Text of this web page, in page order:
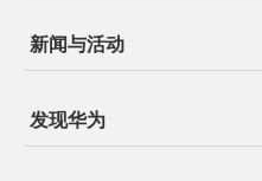
新闻与活动
发现华为